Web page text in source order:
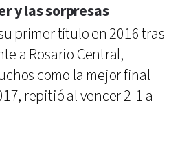
y las sorpresas
primer título en 2016 tras
a Rosario Central,
como la mejor final
repitió al vencer 2-1 a